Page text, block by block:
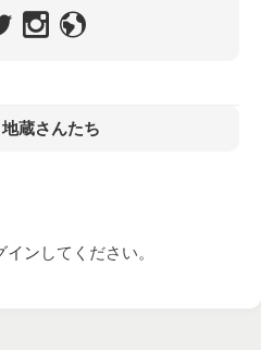
蔵さんたち
イン してください。